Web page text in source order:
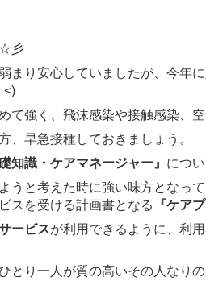
彡
まり安心していましたが、今年
て強く、飛沫感染や接触感染、
、早急接種しておきましょう。
知識・ケアマネージャー』 につ
うと考えた時に強い味方となっ
スを受ける計画書となる
『ケア
ービスが利用できるように、利
とり一人が質の高いその人なり